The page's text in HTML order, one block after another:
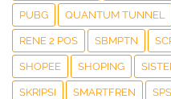
PUBG QUANTUM TUNNEL
RENE 2 POS SBMPTN
SHOPEE SHOPING
SKRIPSI SMARTFREN